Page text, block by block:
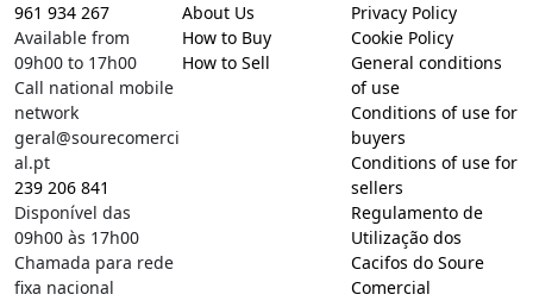
961 934 267
Available from
09h00 to 17h00
Call national mobile
network
geral@sourecomerci
al.pt
239 206 841
Disponível das
09h00 às 17h00
Chamada para rede
fixa nacional
About Us
How to Buy
How to Sell
Privacy Policy
Cookie Policy
General conditions
of use
Conditions of use for
buyers
Conditions of use for
sellers
Regulamento de
Utilização dos
Cacifos do Soure
Comercial